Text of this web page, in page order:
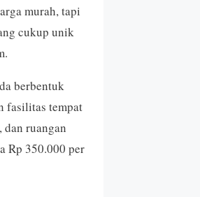
murah, tapi
cukup unik
berbentuk
fasilitas tempat
ruangan
Rp 350.000 per